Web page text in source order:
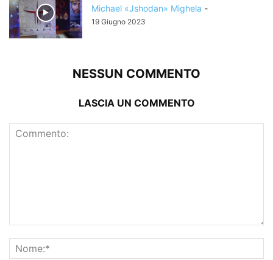
Michael «Jshodan» Mighela -
19 Giugno 2023
NESSUN COMMENTO
LASCIA UN COMMENTO